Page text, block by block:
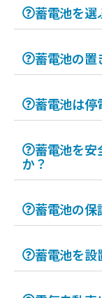
蓄電池を選
蓄電池の置
蓄電池は停
蓄電池を安
か？
蓄電池の保
蓄電池を設